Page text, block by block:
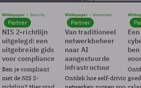
Whitepaper Security
Partner
NIS 2-richtlijn
uitgelegd: een
uitgebreide gids
voor compliance
Ben je compliant
met de NIS 2-
Whitepaper Netwerken
Partner
Van traditioneel
netwerkbeheer
naar AI
aangestuurde
infrastructuur
Ontdek hoe self-drivinggoed